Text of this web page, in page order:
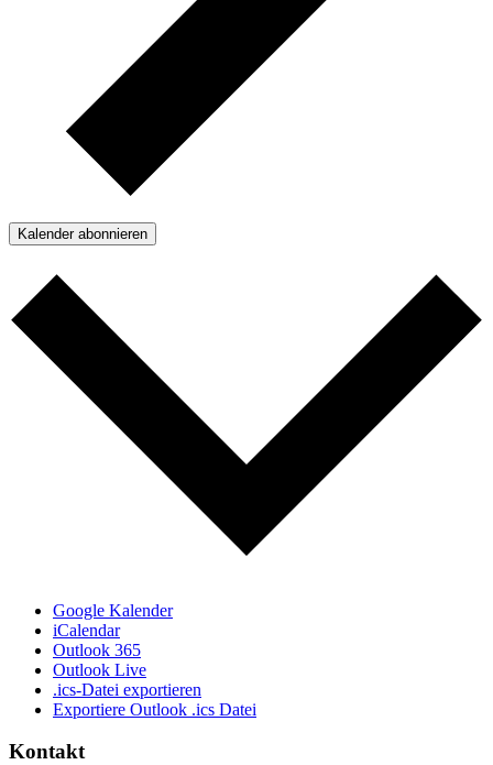
Kalender abonnieren
Google Kalender
iCalendar
Outlook 365
Outlook Live
.ics-Datei exportieren
Exportiere Outlook .ics Datei
Kontakt